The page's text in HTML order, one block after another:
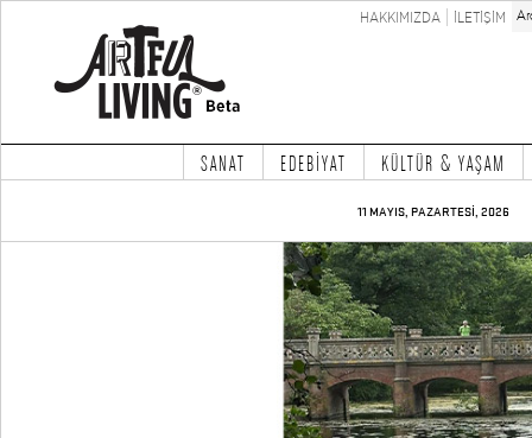
HAKKIMIZDA İLETİŞİM
SANAT EDEBİYAT KÜLTÜR & YAŞAM
11 MAYIS, PAZARTESİ, 2026